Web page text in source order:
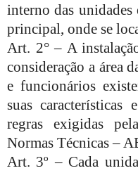
interno das unidades
principal, onde se
Art. 2° – A
consideração a área
e funcionários
suas características
regras exigidas
Normas Técnicas –
Art. 3º – Cada